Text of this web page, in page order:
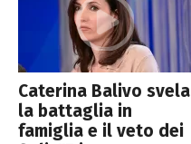
Caterina Balivo svela
la battaglia in
famiglia e il veto dei